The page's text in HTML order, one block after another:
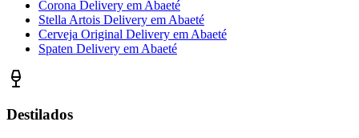
Corona Delivery em Abaeté
Stella Artois Delivery em Abaeté
Cerveja Original Delivery em Abaeté
Spaten Delivery em Abaeté
Destilados